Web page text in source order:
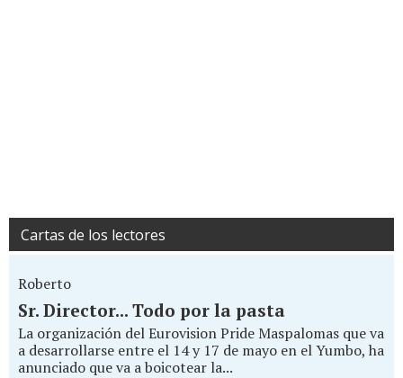
Cartas de los lectores
Roberto
Sr. Director... Todo por la pasta
La organización del Eurovision Pride Maspalomas que va
a desarrollarse entre el 14 y 17 de mayo en el Yumbo, ha
anunciado que va a boicotear la...